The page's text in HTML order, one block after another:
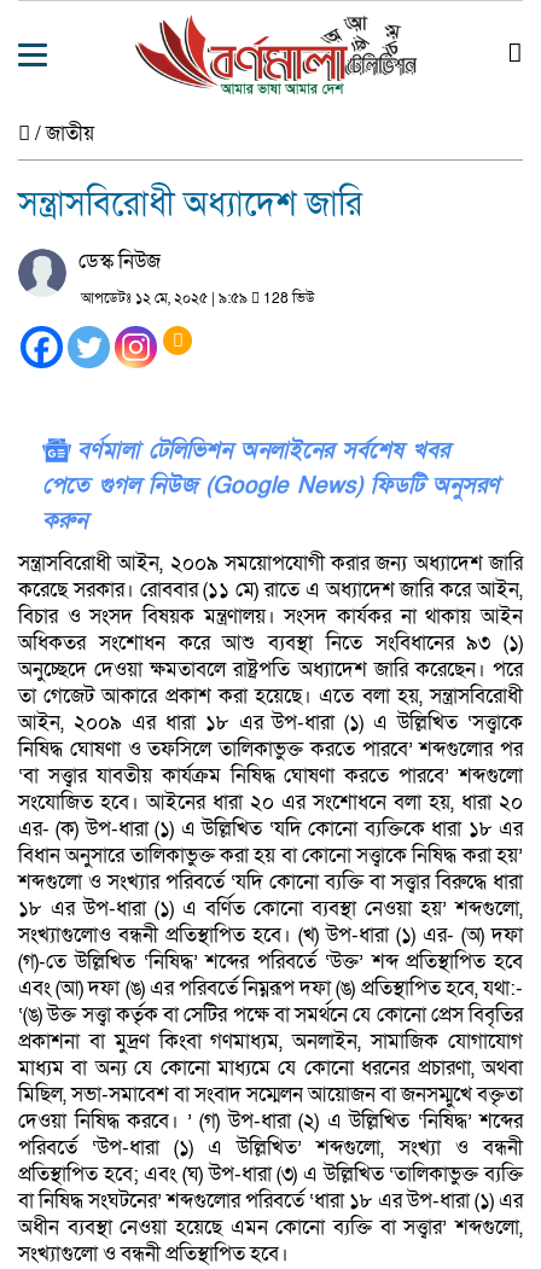
/জাতীয়
সন্ত্রাসবিরোধী অধ্যাদেশ জারি
ডেস্ক নিউজ
আপডেটঃ ১২ মে, ২০২৫ | ৯:৫৯ 128 ভিউ
বর্ণমালা টেলিভিশন অনলাইনের সর্বশেষ খবর
পেতে গুগল নিউজ (Google News) ফিডটি অনুসরণ
করুন
সন্ত্রাসবিরোধী আইন, ২০০৯ সময়োপযোগী করার জন্য অধ্যাদেশ জারি
করেছে সরকার। রোববার (১১ মে) রাতে এ অধ্যাদেশ জারি করে আইন,
বিচার ও সংসদ বিষয়ক মন্ত্রণালয়। সংসদ কার্যকর না থাকায় আইন
অধিকতর সংশোধন করে আশু ব্যবস্থা নিতে সংবিধানের ৯৩ (১)
অনুচ্ছেদে দেওয়া ক্ষমতাবলে রাষ্ট্রপতি অধ্যাদেশ জারি করেছেন। পরে
তা গেজেট আকারে প্রকাশ করা হয়েছে। এতে বলা হয়, সন্ত্রাসবিরোধী
আইন, ২০০৯ এর ধারা ১৮ এর উপ-ধারা (১) এ উল্লিখিত ‘সত্ত্বাকে
নিষিদ্ধ ঘোষণা ও তফসিলে তালিকাভুক্ত করতে পারবে’ শব্দগুলোর পর
‘বা সত্ত্বার যাবতীয় কার্যক্রম নিষিদ্ধ ঘোষণা করতে পারবে’ শব্দগুলো
সংযোজিত হবে। আইনের ধারা ২০ এর সংশোধনে বলা হয়, ধারা ২০
এর- (ক) উপ-ধারা (১) এ উল্লিখিত ‘যদি কোনো ব্যক্তিকে ধারা ১৮ এর
বিধান অনুসারে তালিকাভুক্ত করা হয় বা কোনো সত্ত্বাকে নিষিদ্ধ করা হয়’
শব্দগুলো ও সংখ্যার পরিবর্তে ‘যদি কোনো ব্যক্তি বা সত্ত্বার বিরুদ্ধে ধারা
১৮ এর উপ-ধারা (১) এ বর্ণিত কোনো ব্যবস্থা নেওয়া হয়’ শব্দগুলো,
সংখ্যাগুলোও বন্ধনী প্রতিস্থাপিত হবে। (খ) উপ-ধারা (১) এর- (অ) দফা
(গ)-তে উল্লিখিত ‘নিষিদ্ধ’ শব্দের পরিবর্তে ‘উক্ত’ শব্দ প্রতিস্থাপিত হবে
এবং (আ) দফা (ঙ) এর পরিবর্তে নিম্নরূপ দফা (ঙ) প্রতিস্থাপিত হবে, যথা:-
‘(ঙ) উক্ত সত্ত্বা কর্তৃক বা সেটির পক্ষে বা সমর্থনে যে কোনো প্রেস বিবৃতির
প্রকাশনা বা মুদ্রণ কিংবা গণমাধ্যম, অনলাইন, সামাজিক যোগাযোগ
মাধ্যম বা অন্য যে কোনো মাধ্যমে যে কোনো ধরনের প্রচারণা, অথবা
মিছিল, সভা-সমাবেশ বা সংবাদ সম্মেলন আয়োজন বা জনসম্মুখে বক্তৃতা
দেওয়া নিষিদ্ধ করবে। ’ (গ) উপ-ধারা (২) এ উল্লিখিত ‘নিষিদ্ধ’ শব্দের
পরিবর্তে ‘উপ-ধারা (১) এ উল্লিখিত’ শব্দগুলো, সংখ্যা ও বন্ধনী
প্রতিস্থাপিত হবে; এবং (ঘ) উপ-ধারা (৩) এ উল্লিখিত ‘তালিকাভুক্ত ব্যক্তি
বা নিষিদ্ধ সংঘটনের’ শব্দগুলোর পরিবর্তে ‘ধারা ১৮ এর উপ-ধারা (১) এর
অধীন ব্যবস্থা নেওয়া হয়েছে এমন কোনো ব্যক্তি বা সত্ত্বার’ শব্দগুলো,
সংখ্যাগুলো ও বন্ধনী প্রতিস্থাপিত হবে।